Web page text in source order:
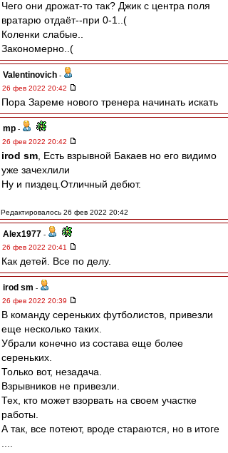
Чего они дрожат-то так? Джик с центра поля
вратарю отдаёт--при 0-1..(
Коленки слабые..
Закономерно..(
Valentinovich -
26 фев 2022 20:42
Пора Зареме нового тренера начинать искать
mp -
26 фев 2022 20:42
irod sm , Есть взрывной Бакаев но его видимо
уже зачехлили
Ну и пиздец.Отличный дебют.
Редактировалось 26 фев 2022 20:42
Alex1977 -
26 фев 2022 20:41
Как детей. Все по делу.
irod sm -
26 фев 2022 20:39
В команду сереньких футболистов, привезли
еще несколько таких.
Убрали конечно из состава еще более
сереньких.
Только вот, незадача.
Взрывников не привезли.
Тех, кто может взорвать на своем участке
работы.
А так, все потеют, вроде стараются, но в итоге